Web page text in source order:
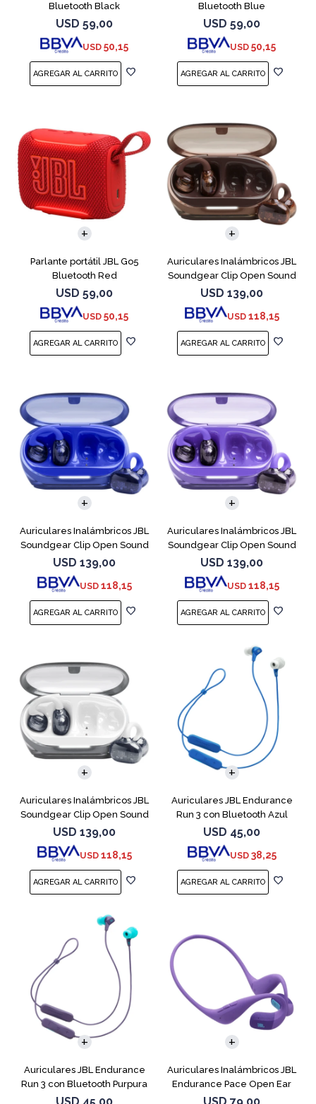
Bluetooth Black
USD 59,00
USD 50,15
Bluetooth Blue
USD 59,00
USD 50,15
Parlante portátil JBL Go5
Bluetooth Red
USD 59,00
USD 50,15
Auriculares Inalámbricos JBL
Soundgear Clip Open Sound
Cobre
USD 139,00
USD 118,15
Auriculares Inalámbricos JBL
Soundgear Clip Open Sound
Azul
USD 139,00
USD 118,15
Auriculares Inalámbricos JBL
Soundgear Clip Open Sound
Purpl
USD 139,00
USD 118,15
Auriculares Inalámbricos JBL
Soundgear Clip Open Sound
Blanc
USD 139,00
USD 118,15
Auriculares JBL Endurance
Run 3 con Bluetooth Azul
USD 45,00
USD 38,25
Auriculares JBL Endurance
Run 3 con Bluetooth Purpura
Auriculares Inalámbricos JBL
Endurance Pace Open Ear
Purpura